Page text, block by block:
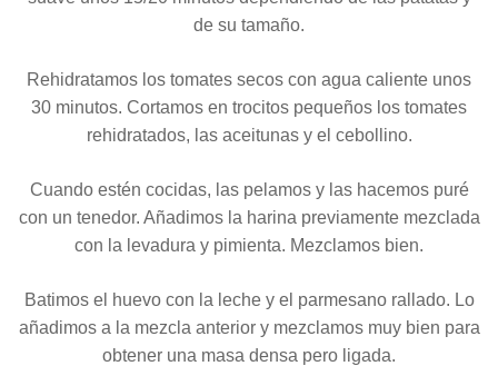
de su tamaño.
Rehidratamos los tomates secos con agua caliente unos
30 minutos. Cortamos en trocitos pequeños los tomates
rehidratados, las aceitunas y el cebollino.
Cuando estén cocidas, las pelamos y las hacemos puré
con un tenedor. Añadimos la harina previamente mezclada
con la levadura y pimienta. Mezclamos bien.
Batimos el huevo con la leche y el parmesano rallado. Lo
añadimos a la mezcla anterior y mezclamos muy bien para
obtener una masa densa pero ligada.